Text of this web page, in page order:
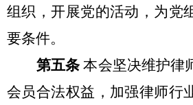
组织，开展党的活动，为党
要条件。
第五条 本会坚决维护律
会员合法权益，加强律师行